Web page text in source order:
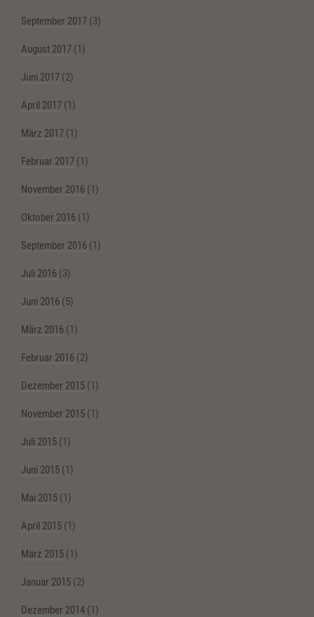
September 2017 (3)
August 2017 (1)
Juni 2017 (2)
April 2017 (1)
März 2017 (1)
Februar 2017 (1)
November 2016 (1)
Oktober 2016 (1)
September 2016 (1)
Juli 2016 (3)
Juni 2016 (5)
März 2016 (1)
Februar 2016 (2)
Dezember 2015 (1)
November 2015 (1)
Juli 2015 (1)
Juni 2015 (1)
Mai 2015 (1)
April 2015 (1)
März 2015 (1)
Januar 2015 (2)
Dezember 2014 (1)